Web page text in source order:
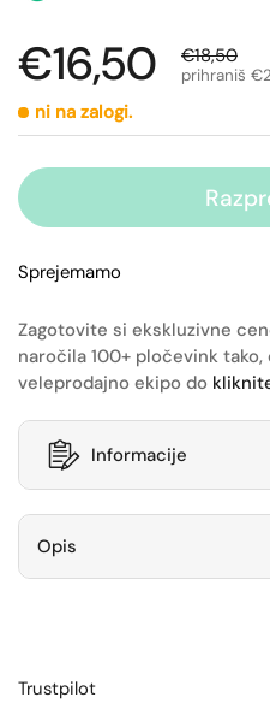
€16,50 €18,50
prihraniš
ni na zalogi.
Sprejemamo
Zagotovite si ekskluzivne
naročila 100+ pločevink
veleprodajno ekipo do
Informacije
Opis
Trustpilot